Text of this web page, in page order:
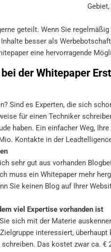
geteilt. Wenn Sie
besser als
eine hervorragende
der Whitepaper
Sind es Experten, die sich
für einen Techniker
haben. Ein einfacher Weg,
Kontakte in der
sehr gut aus vorhanden
muss ein Whitepaper mehr
Sie keinen Blog auf Ihrer
viel Expertise vorhanden ist
sich mit der Materie
interessiert,
schreiben. Das kostet zwar ca. €